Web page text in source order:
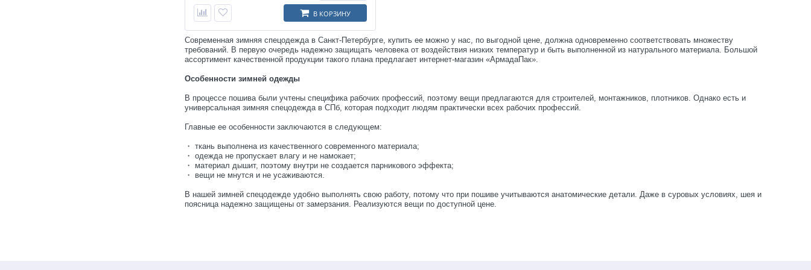
В КОРЗИНУ
Современная зимняя спецодежда в Санкт-Петербурге, купить ее можно у нас, по выгодной цене, должна одновременно соответствовать множеству
требований. В первую очередь надежно защищать человека от воздействия низких температур и быть выполненной из натурального материала. Большой
ассортимент качественной продукции такого плана предлагает интернет-магазин «АрмадаПак».
Особенности зимней одежды
В процессе пошива были учтены специфика рабочих профессий, поэтому вещи предлагаются для строителей, монтажников, плотников. Однако есть и
универсальная зимняя спецодежда в СПб, которая подходит людям практически всех рабочих профессий.
Главные ее особенности заключаются в следующем:
・ ткань выполнена из качественного современного материала;
・ одежда не пропускает влагу и не намокает;
・ материал дышит, поэтому внутри не создается парникового эффекта;
・ вещи не мнутся и не усаживаются.
В нашей зимней спецодежде удобно выполнять свою работу, потому что при пошиве учитываются анатомические детали. Даже в суровых условиях, шея и
поясница надежно защищены от замерзания. Реализуются вещи по доступной цене.